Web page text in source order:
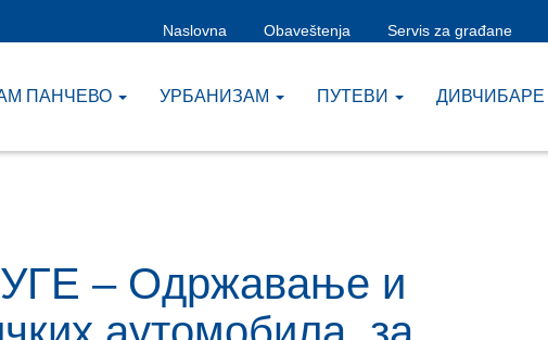
Naslovna Obaveštenja Servis za građane
ПАНЧЕВО УРБАНИЗАМ ПУТЕВИ ДИВЧИБАРЕ
– Oдржавање и